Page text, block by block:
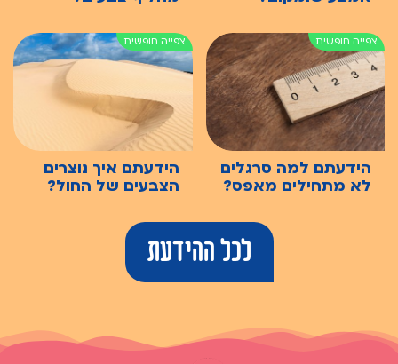
הידעתם למה סרגלים
לא מתחילים מאפס?
הידעתם איך נוצרים
הצבעים של החול?
לכל ההידעת